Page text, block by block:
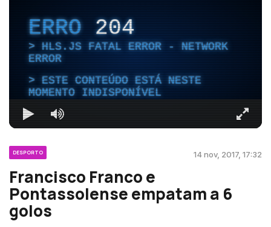
ERRO204
HLS.JS FATAL ERROR - NETWORK
ERROR
ESTE CONTEÚDO ESTÁ NESTE
MOMENTO INDISPONÍVEL
DESPORTO 14 nov, 2017, 17:32
Francisco Franco e
Pontassolense empatam a 6
golos